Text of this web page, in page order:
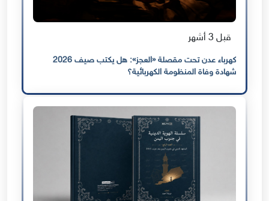
قبل 3 أشهر
كهرباء عدن تحت مقصلة «العجز»: هل يكتب صيف 2026
شهادة وفاة المنظومة الكهربائية؟